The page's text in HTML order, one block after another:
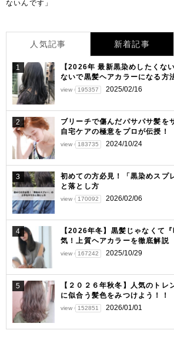
ナ
ゲ
ー
シ
ョ
ン
ないんです」
人気記事 新着記事
1
【2026年 最新黒染めしたくな
ないで黒髪ヘアカラーになる方
view 195357 2025/02/16
2
ブリーチで傷んだパサパサ髪を
自宅ケアの極意をプロが伝授！
view 183735 2024/10/24
3
初めての方必見！「黒染めスプ
と落とし方
view 170092 2026/02/06
4
【2026年冬】黒髪じゃなくて
気！上質ヘアカラーを徹底解説
view 167242 2025/10/29
5
【２０２６年秋冬】人気のトレ
に似合う髪色をみつけよう！！
view 152851 2026/01/01